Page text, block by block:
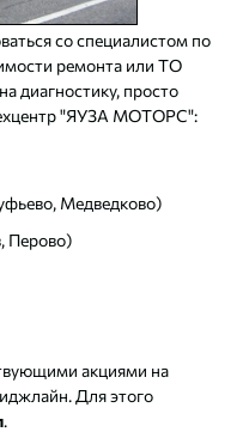
со специалистом по
ремонта или ТО
диагностику, просто
"ЯУЗА МОТОРС":
Медведково)
Перово)
акциями на
Для этого
.